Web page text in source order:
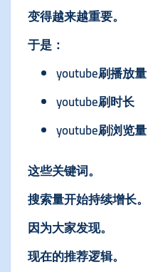
变得越来越重要。
于是：
youtube刷播放量
youtube刷时长
youtube刷浏览量
这些关键词。
搜索量开始持续增长。
因为大家发现。
现在的推荐逻辑。